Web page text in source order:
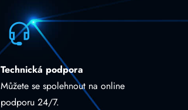
Technická podpora
Můžete se spolehnout na online
podporu 24/7.